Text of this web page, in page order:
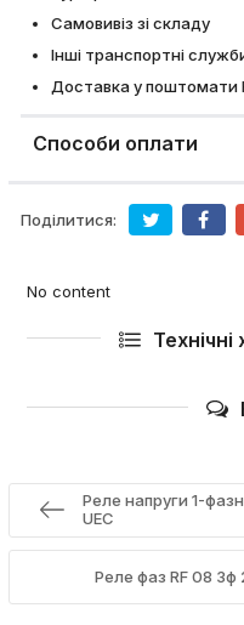
Самовивіз зі складу
Інші транспортні
Доставка у поштомати
Способи оплати
Поділитися:
No content
Реле напруги 1-
UEC
Реле фаз RF 08 3ф